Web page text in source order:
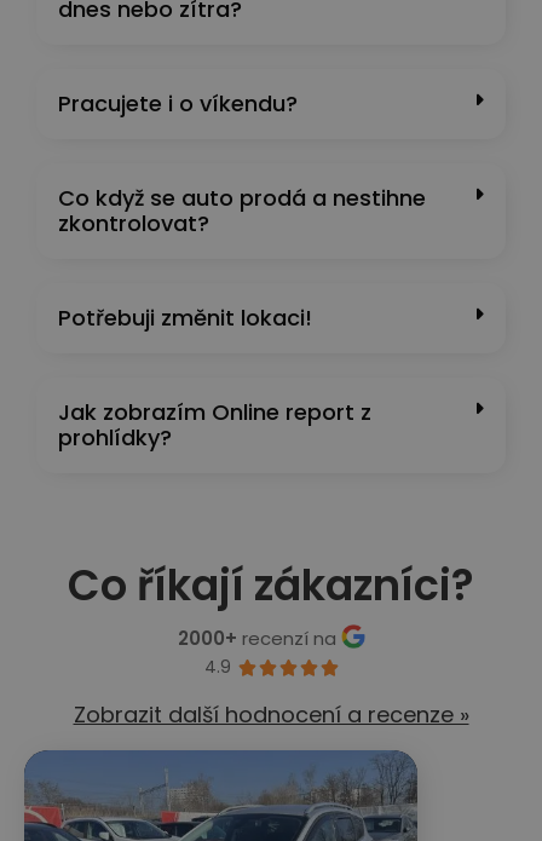
dnes nebo zítra?
Pracujete i o víkendu?
Co když se auto prodá a nestihne
zkontrolovat?
Potřebuji změnit lokaci!
Jak zobrazím Online report z
prohlídky?
Co říkají zákazníci?
2000+ recenzí na
4.9 
Zobrazit další hodnocení a recenze »